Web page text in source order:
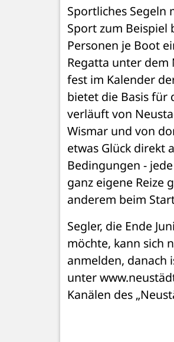
Sportliches
Sport zum Beispiel
Personen je Boot
Regatta unter dem
fest im Kalender
bietet die Basis für
verläuft von
Wismar und von
etwas Glück direkt
Bedingungen -
ganz eigene Reize
anderem beim
Segler, die Ende
möchte, kann sich
anmelden, danach
unter
Kanälen des